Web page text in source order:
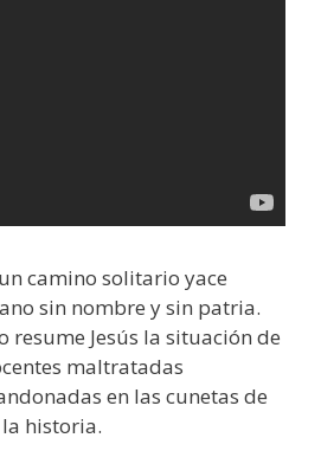
camino solitario yace
sin nombre y sin patria.
resume Jesús la situación de
maltratadas
en las cunetas de
historia.